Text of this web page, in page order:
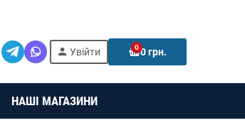
person Увійти 00 грн.
НАШІ МАГАЗИНИ